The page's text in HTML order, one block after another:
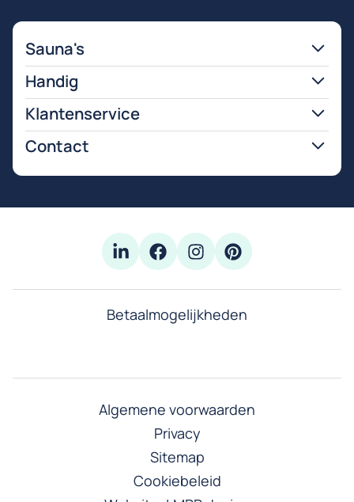
Sauna's
Handig
Klantenservice
Contact
Betaalmogelijkheden
Algemene voorwaarden
Privacy
Sitemap
Cookiebeleid